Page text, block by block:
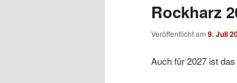
Rockharz
Veröffentlicht am 9. Juli
Auch für 2027 ist das